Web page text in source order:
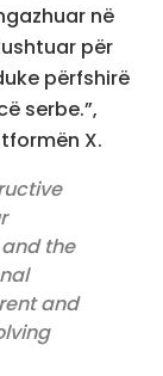
në
për
përfshirë
serbe.”,
X.
the
and